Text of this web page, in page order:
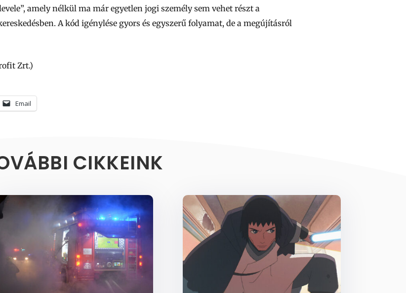
amely nélkül ma már egyetlen jogi személy sem vehet részt a
A kód igénylése gyors és egyszerű folyamat, de a megújításról
Zrt.)
Email
CIKKEINK